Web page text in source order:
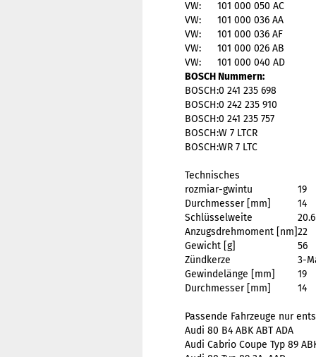
VW:
101 000 050 AC
VW:
101 000 036 AA
VW:
101 000 036 AF
VW:
101 000 026 AB
VW:
101 000 040 AD
BOSCH Nummern:
BOSCH:0 241 235 698
BOSCH:0 242 235 910
BOSCH:0 241 235 757
BOSCH:W 7 LTCR
BOSCH:WR 7 LTC
Technisches
rozmiar-gwintu
19
Durchmesser [mm]
14
Schlüsselweite
20.6
Anzugsdrehmoment [nm]22
Gewicht [g]
56
Zündkerze
3-
Gewindelänge [mm]
19
Durchmesser [mm]
14
Passende Fahrzeuge nur
Audi 80 B4 ABK ABT ADA
Audi Cabrio Coupe Typ 89